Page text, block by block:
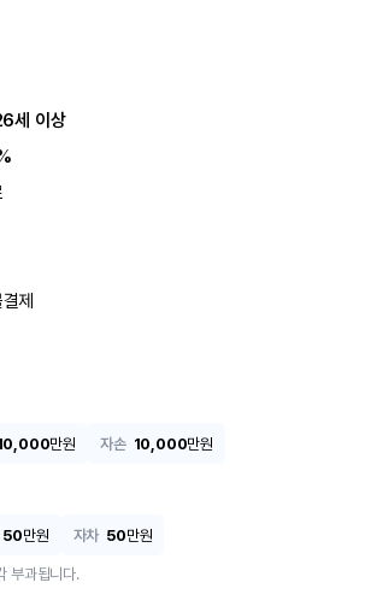
세 이상
제
만원 자손 10,000만원
50만원 자차 50만원
부과됩니다.